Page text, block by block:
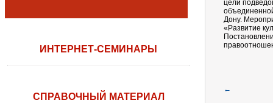
ИНТЕРНЕТ-СЕМИНАРЫ
СПРАВОЧНЫЙ МАТЕРИАЛ
цели
Дону.
«Развитие
←